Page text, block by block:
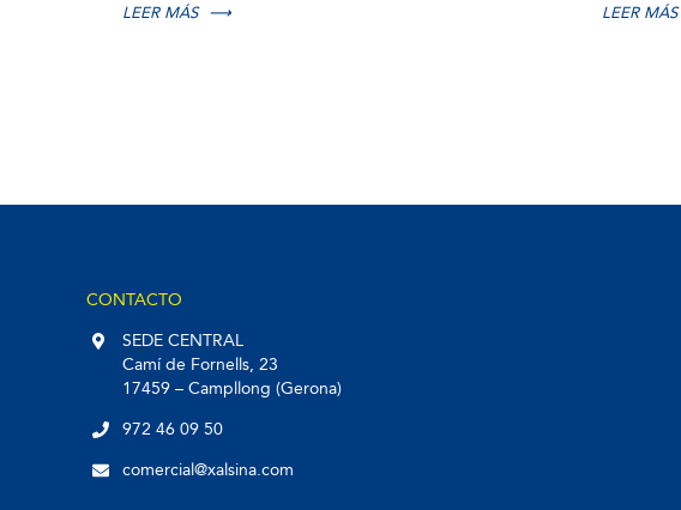
LEER MÁS ⟶ LEER MÁS
CONTACTO
SEDE CENTRAL
Camí de Fornells, 23
17459 – Campllong (Gerona)
972 46 09 50
comercial@xalsina.com